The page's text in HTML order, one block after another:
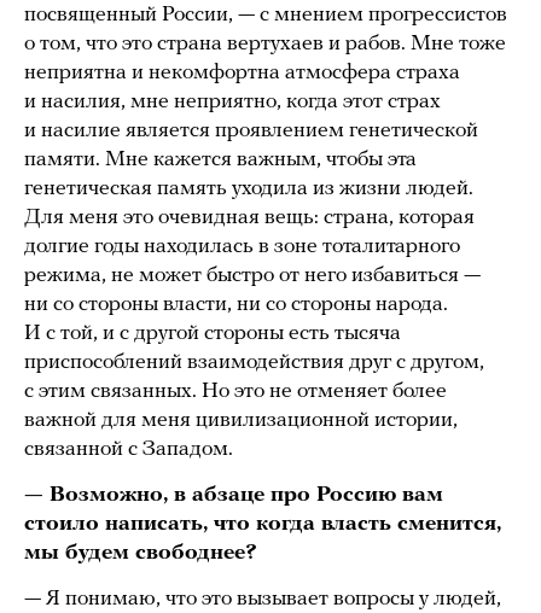
посвященный России, — с мнением прогрессистов
о том, что это страна вертухаев и рабов. Мне тоже
неприятна и некомфортна атмосфера страха
и насилия, мне неприятно, когда этот страх
и насилие является проявлением генетической
памяти. Мне кажется важным, чтобы эта
генетическая память уходила из жизни людей.
Для меня это очевидная вещь: страна, которая
долгие годы находилась в зоне тоталитарного
режима, не может быстро от него избавиться —
ни со стороны власти, ни со стороны народа.
И с той, и с другой стороны есть тысяча
приспособлений взаимодействия друг с другом,
с этим связанных. Но это не отменяет более
важной для меня цивилизационной истории,
связанной с Западом.
— Возможно, в абзаце про Россию вам
стоило написать, что когда власть сменится,
мы будем свободнее?
— Я понимаю, что это вызывает вопросы у людей,